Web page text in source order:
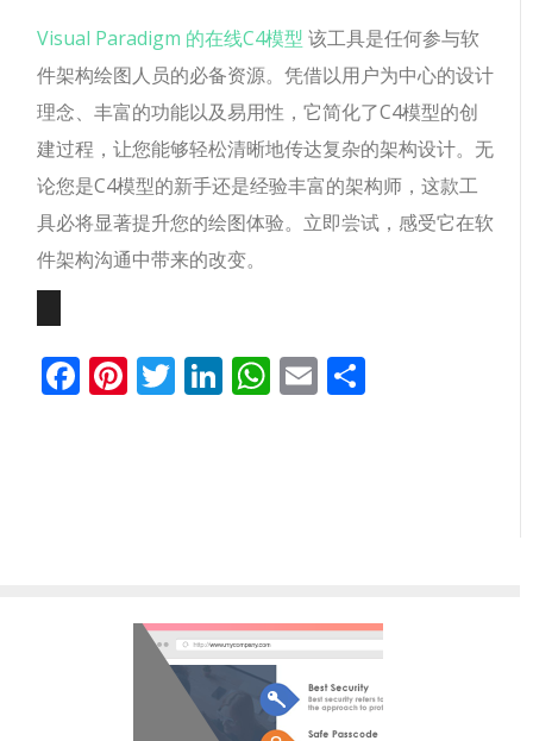
Visual Paradigm 的在线C4模型 该工具是任何参与软
件架构绘图人员的必备资源。凭借以用户为中心的设计
理念、丰富的功能以及易用性，它简化了C4模型的创
建过程，让您能够轻松清晰地传达复杂的架构设计。无
论您是C4模型的新手还是经验丰富的架构师，这款工
具必将显著提升您的绘图体验。立即尝试，感受它在软
件架构沟通中带来的改变。
Facebook
Pinterest
Twitter
LinkedIn
WhatsApp
Email